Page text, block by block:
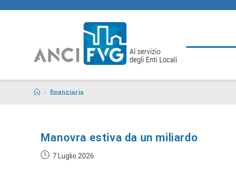
> finanziaria
Manovra estiva da un miliardo
7 Luglio 2026